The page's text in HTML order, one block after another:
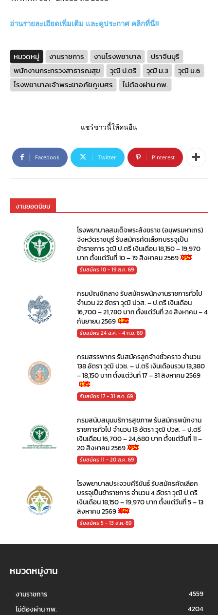
อ่านรายละเอียดเพิ่มเติม และดูประกาศ คลิกที่นี่!!
หมวดหมู่ งานราชการ งานโรงพยาบาล
ปราจีนบุรี
พนักงานกระทรวงสาธารณสุข
วุฒิ ป.ตรี วุฒิ ม.3
วุฒิ ม.6
โรงพยาบาลเจ้าพระยาอภัยภูเบศร
ไม่ต้องผ่าน กพ.
แชร์ข่าวนี้ให้คนอื่น
Facebook Twitter Pinterest
งานยอดนิยม
โรงพยาบาลสมเด็จพระสังฆราช (อมฺพรมหาเถร)
จังหวัดราชบุรี รับสมัครคัดเลือกบรรจุเป็น
ข้าราชการ วุฒิ ป.ตรี เงินเดือน 18,150 – 19,970
บาท ตั้งแต่วันที่ 10 – 19 สิงหาคม 2569
รับสมัคร 10 - 19 ส.ค. 69
กรมบัญชีกลาง รับสมัครพนักงานราชการทั่วไป
จำนวน 22 อัตรา วุฒิ ปวส. – ป.ตรี เงินเดือน
16,700 – 21,780 บาท ตั้งแต่วันที่ 24 สิงหาคม – 4
กันยายน 2569
รับสมัคร 24 ส.ค. - 4 ก.ย. 69
กรมสรรพากร รับสมัครลูกจ้างชั่วคราว จำนวน
138 อัตรา วุฒิ ปวช. – ป.ตรี เงินเดือนรวม 13,380
– 18,150 บาท ตั้งแต่วันที่ 17 – 31 สิงหาคม 2569
รับสมัคร 17 - 31 ส.ค. 69
กรมสนับสนุนบริการสุขภาพ รับสมัครพนักงาน
ราชการทั่วไป จำนวน 13 อัตรา วุฒิ ปวส. – ป.ตรี
เงินเดือน 16,700 – 24,680 บาท ตั้งแต่วันที่ 11 –
20 สิงหาคม 2569
รับสมัคร 11 - 20 ส.ค. 69
โรงพยาบาลประจวบคีรีขันธ์ รับสมัครคัดเลือก
บรรจุเป็นข้าราชการ จำนวน 4 อัตรา วุฒิ ป.ตรี
เงินเดือน 18,150 – 19,970 บาท ตั้งแต่วันที่ 5 – 13
สิงหาคม 2569
รับสมัคร 5 - 13 ส.ค. 69
หมวดหมู่งาน
งานราชการ
4559
ไม่ต้องผ่าน กพ.
4204